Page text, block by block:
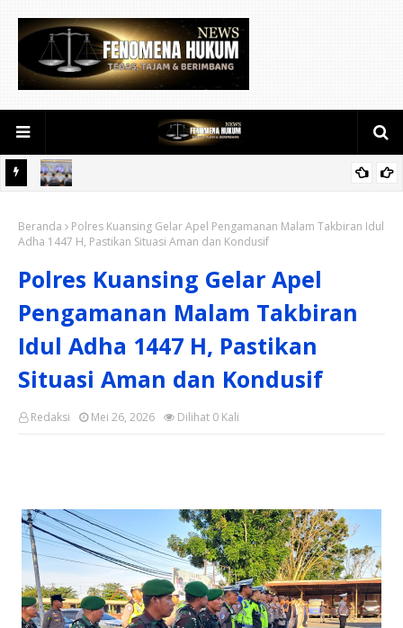
Pekanbaru Bersama Dinas Lingkungan Hidup Kota Pekanbaru
Beranda
Polres Kuansing Gelar Apel Pengamanan Malam Takbiran Idul
Adha 1447 H, Pastikan Situasi Aman dan Kondusif
Polres Kuansing Gelar Apel
Pengamanan Malam Takbiran
Idul Adha 1447 H, Pastikan
Situasi Aman dan Kondusif
Redaksi Dilihat 0 Kali
Mei 26, 2026